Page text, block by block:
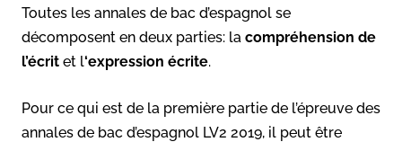
Toutes les annales de bac d’espagnol se
décomposent en deux parties: la compréhension de
l’écrit et l‘expression écrite.
Pour ce qui est de la première partie de l’épreuve des
annales de bac d’espagnol LV2 2019, il peut être